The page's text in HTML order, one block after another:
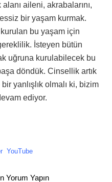
alanı aileni, akrabalarını,
bir yaşam kurmak.
bu yaşam için
İsteyen bütün
uğruna kurulabilecek bu
döndük. Cinsellik artık
yanlışlık olmalı ki, bizim
ediyor.
YouTube
Yorum Yapın